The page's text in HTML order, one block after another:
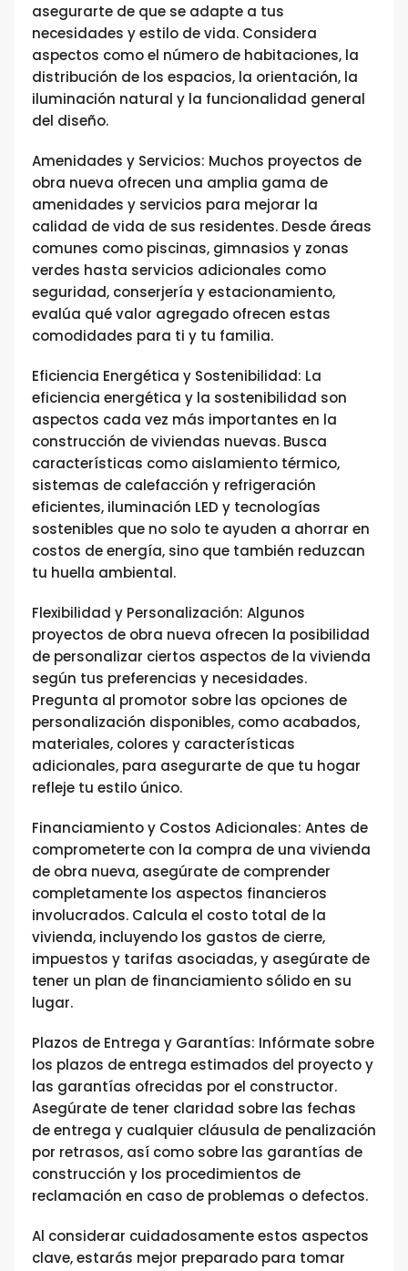
asegurarte de que se adapte a tus
necesidades y estilo de vida. Considera
aspectos como el número de habitaciones, la
distribución de los espacios, la orientación, la
iluminación natural y la funcionalidad general
del diseño.
Amenidades y Servicios: Muchos proyectos de
obra nueva ofrecen una amplia gama de
amenidades y servicios para mejorar la
calidad de vida de sus residentes. Desde áreas
comunes como piscinas, gimnasios y zonas
verdes hasta servicios adicionales como
seguridad, conserjería y estacionamiento,
evalúa qué valor agregado ofrecen estas
comodidades para ti y tu familia.
Eficiencia Energética y Sostenibilidad: La
eficiencia energética y la sostenibilidad son
aspectos cada vez más importantes en la
construcción de viviendas nuevas. Busca
características como aislamiento térmico,
sistemas de calefacción y refrigeración
eficientes, iluminación LED y tecnologías
sostenibles que no solo te ayuden a ahorrar en
costos de energía, sino que también reduzcan
tu huella ambiental.
Flexibilidad y Personalización: Algunos
proyectos de obra nueva ofrecen la posibilidad
de personalizar ciertos aspectos de la vivienda
según tus preferencias y necesidades.
Pregunta al promotor sobre las opciones de
personalización disponibles, como acabados,
materiales, colores y características
adicionales, para asegurarte de que tu hogar
refleje tu estilo único.
Financiamiento y Costos Adicionales: Antes de
comprometerte con la compra de una vivienda
de obra nueva, asegúrate de comprender
completamente los aspectos financieros
involucrados. Calcula el costo total de la
vivienda, incluyendo los gastos de cierre,
impuestos y tarifas asociadas, y asegúrate de
tener un plan de financiamiento sólido en su
lugar.
Plazos de Entrega y Garantías: Infórmate sobre
los plazos de entrega estimados del proyecto y
las garantías ofrecidas por el constructor.
Asegúrate de tener claridad sobre las fechas
de entrega y cualquier cláusula de penalización
por retrasos, así como sobre las garantías de
construcción y los procedimientos de
reclamación en caso de problemas o defectos.
Al considerar cuidadosamente estos aspectos
clave, estarás mejor preparado para tomar